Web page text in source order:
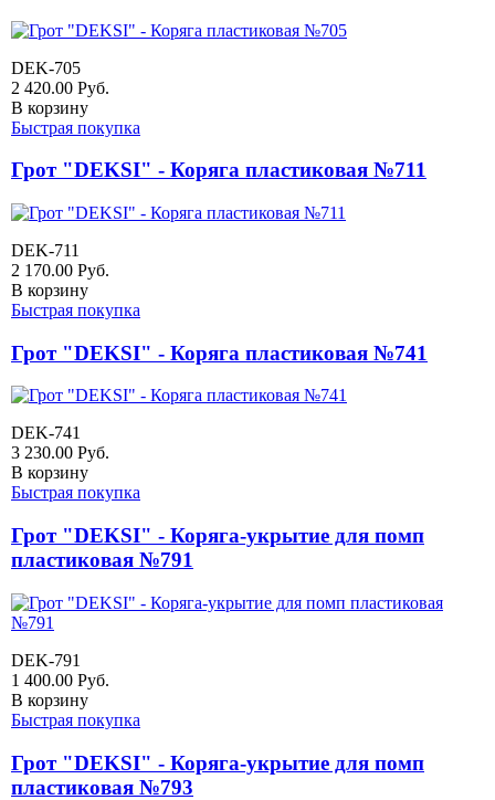
DEK-705
2 420.00 Руб.
В корзину
Быстрая покупка
Грот "DEKSI" - Коряга пластиковая №711
DEK-711
2 170.00 Руб.
В корзину
Быстрая покупка
Грот "DEKSI" - Коряга пластиковая №741
DEK-741
3 230.00 Руб.
В корзину
Быстрая покупка
Грот "DEKSI" - Коряга-укрытие для помп
пластиковая №791
DEK-791
1 400.00 Руб.
В корзину
Быстрая покупка
Грот "DEKSI" - Коряга-укрытие для помп
пластиковая №793